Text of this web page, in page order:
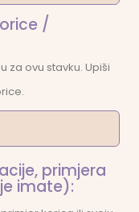
/
za ovu stavku. Upiši
primjera
imate):